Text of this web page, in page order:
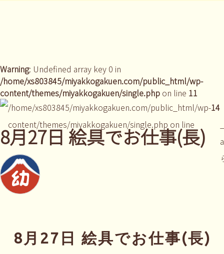
Warning: Undefined array key 0 in
/home/xs803845/miyakkogakuen.com/public_html/wp-
content/themes/miyakkogakuen/single.php on line 11
/home/xs803845/miyakkogakuen.com/public_html/wp-
content/themes/miyakkogakuen/single.php on line
14
8月27日 絵具でお仕事(長)
8月27日 絵具でお仕事(長)